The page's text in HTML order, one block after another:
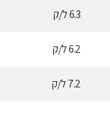
6.3ל/ק
6.2ל/ק
7.2ל/ק